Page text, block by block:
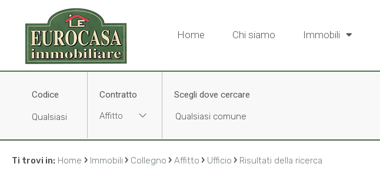
Home Chi siamo Immobili
Codice
Contratto
Affitto
Scegli dove cercare
Ti trovi in: Home › Immobili › Collegno › Affitto › Ufficio › Risultati della ricerca